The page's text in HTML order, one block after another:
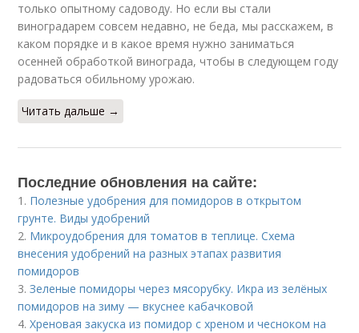
только опытному садоводу. Но если вы стали
виноградарем совсем недавно, не беда, мы расскажем, в
каком порядке и в какое время нужно заниматься
осенней обработкой винограда, чтобы в следующем году
радоваться обильному урожаю.
Читать дальше →
Последние обновления на сайте:
1. Полезные удобрения для помидоров в открытом
грунте. Виды удобрений
2. Микроудобрения для томатов в теплице. Схема
внесения удобрений на разных этапах развития
помидоров
3.Зеленые помидоры через мясорубку. Икра из зелёных
помидоров на зиму — вкуснее кабачковой
4.Хреновая закуска из помидор с хреном и чесноком на